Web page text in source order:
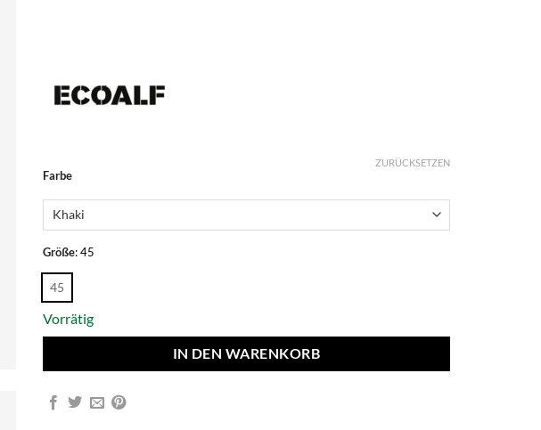
Farbe
Größe:45
45
ZURÜCKSETZEN
Vorrätig
IN DEN WARENKORB
Alternative: